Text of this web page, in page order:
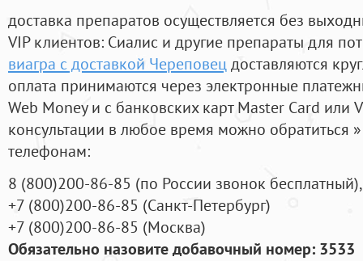
доставка препаратов осуществляется без
VIP клиентов: Сиалис и другие препараты для
виагра с доставкой Череповецдоставляются
оплата принимаются через электронные
Web Money и с банковских карт Master Card или
консультации в любое время можно обратиться
телефонам:
8 (800)200-86-85 (по России звонок бесплатный),
+7 (800)200-86-85 (Санкт-Петербург)
+7 (800)200-86-85 (Москва)
Обязательно назовите добавочный номер: 3533